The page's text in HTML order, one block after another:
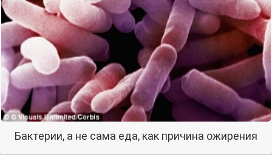
Бактерии, а не сама еда, как причина ожирения